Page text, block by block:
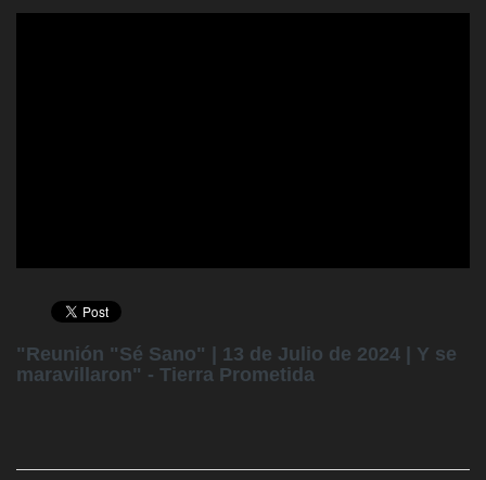
"Reunión "Sé Sano" | 13 de Julio de 2024 | Y se
maravillaron" - Tierra Prometida